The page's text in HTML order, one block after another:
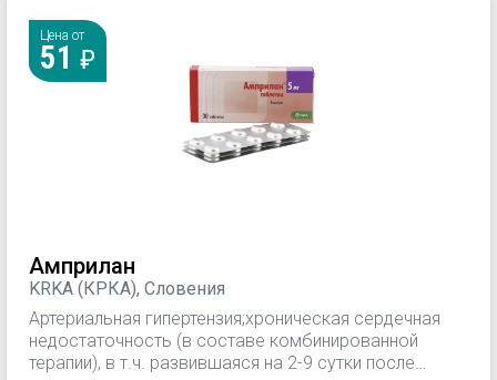
Цена от
51
Амприлан
KRKA (КРКА), Словения
Артериальная гипертензия;хроническая сердечная
недостаточность (в составе комбинированной
терапии), в т.ч. развившаяся на 2-9 сутки после